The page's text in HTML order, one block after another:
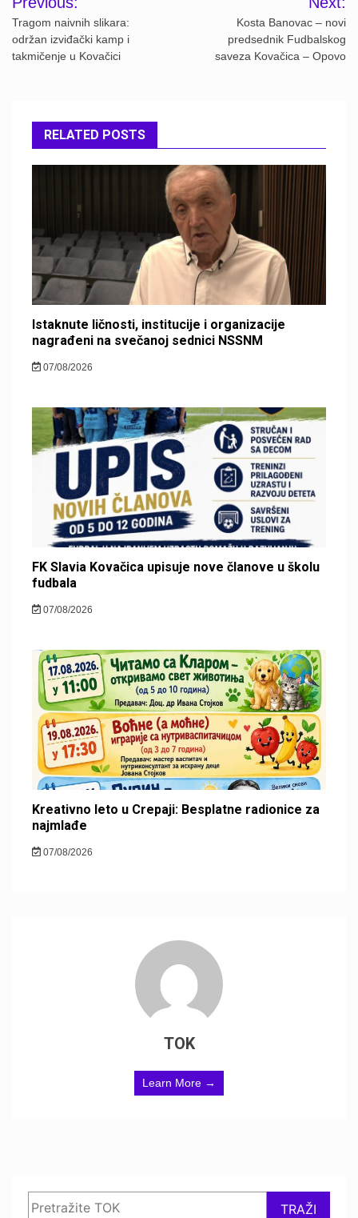
navigation
Tragom naivnih slikara:
održan izviđački kamp i
takmičenje u Kovačici
Kosta Banovac – novi
predsednik Fudbalskog
saveza Kovačica – Opovo
RELATED POSTS
Istaknute ličnosti, institucije i organizacije
nagrađeni na svečanoj sednici NSSNM
07/08/2026
FK Slavia Kovačica upisuje nove članove u školu
fudbala
07/08/2026
Kreativno leto u Crepaji: Besplatne radionice za
najmlađe
07/08/2026
TOK
Learn More →
TRAŽI